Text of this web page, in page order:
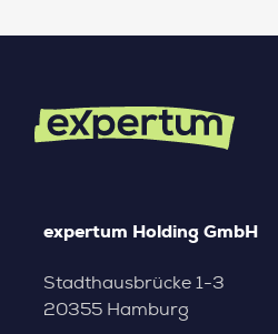
expertum Holding GmbH
Stadthausbrücke 1-3
20355 Hamburg